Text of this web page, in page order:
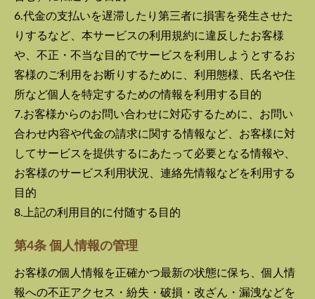
6.代金の支払いを遅滞したり第三者に損害を発生させた
りするなど、本サービスの利用規約に違反したお客様
や、不正・不当な目的でサービスを利用しようとするお
客様のご利用をお断りするために、利用態様、氏名や住
所など個人を特定するための情報を利用する目的
7.お客様からのお問い合わせに対応するために、お問い
合わせ内容や代金の請求に関する情報など、お客様に対
してサービスを提供するにあたって必要となる情報や、
お客様のサービス利用状況、連絡先情報などを利用する
目的
8.上記の利用目的に付随する目的
第4条 個人情報の管理
お客様の個人情報を正確かつ最新の状態に保ち、個人情
報への不正アクセス・紛失・破損・改ざん・漏洩などを